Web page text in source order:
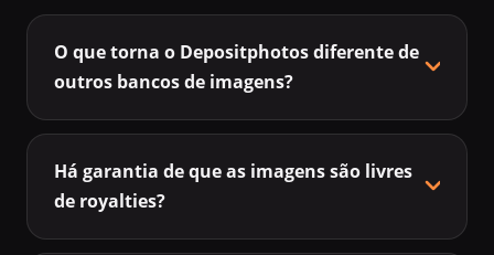
O que torna o Depositphotos diferente de
outros bancos de imagens?
Há garantia de que as imagens são livres
de royalties?